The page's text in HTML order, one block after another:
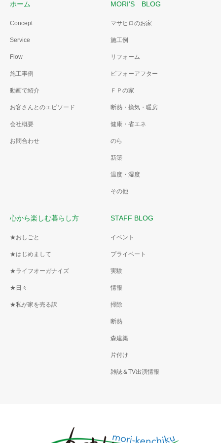
ホーム
Concept
Service
Flow
施工事例
動画で紹介
お客さんとのエピソード
会社概要
お問合わせ
MORI’S BLOG
マサヒロのお家
施工例
リフォーム
ビフォーアフター
ＦＰの家
断熱・換気・暖房
健康・省エネ
のら
新築
温度・湿度
その他
心から楽しむ暮らし方
★おしごと
★はじめまして
★ライフオーガナイズ
★日々
★私が家を売る訳
STAFF BLOG
イベント
プライベート
実験
情報
掃除
断熱
森建築
片付け
雑誌＆TV出演情報